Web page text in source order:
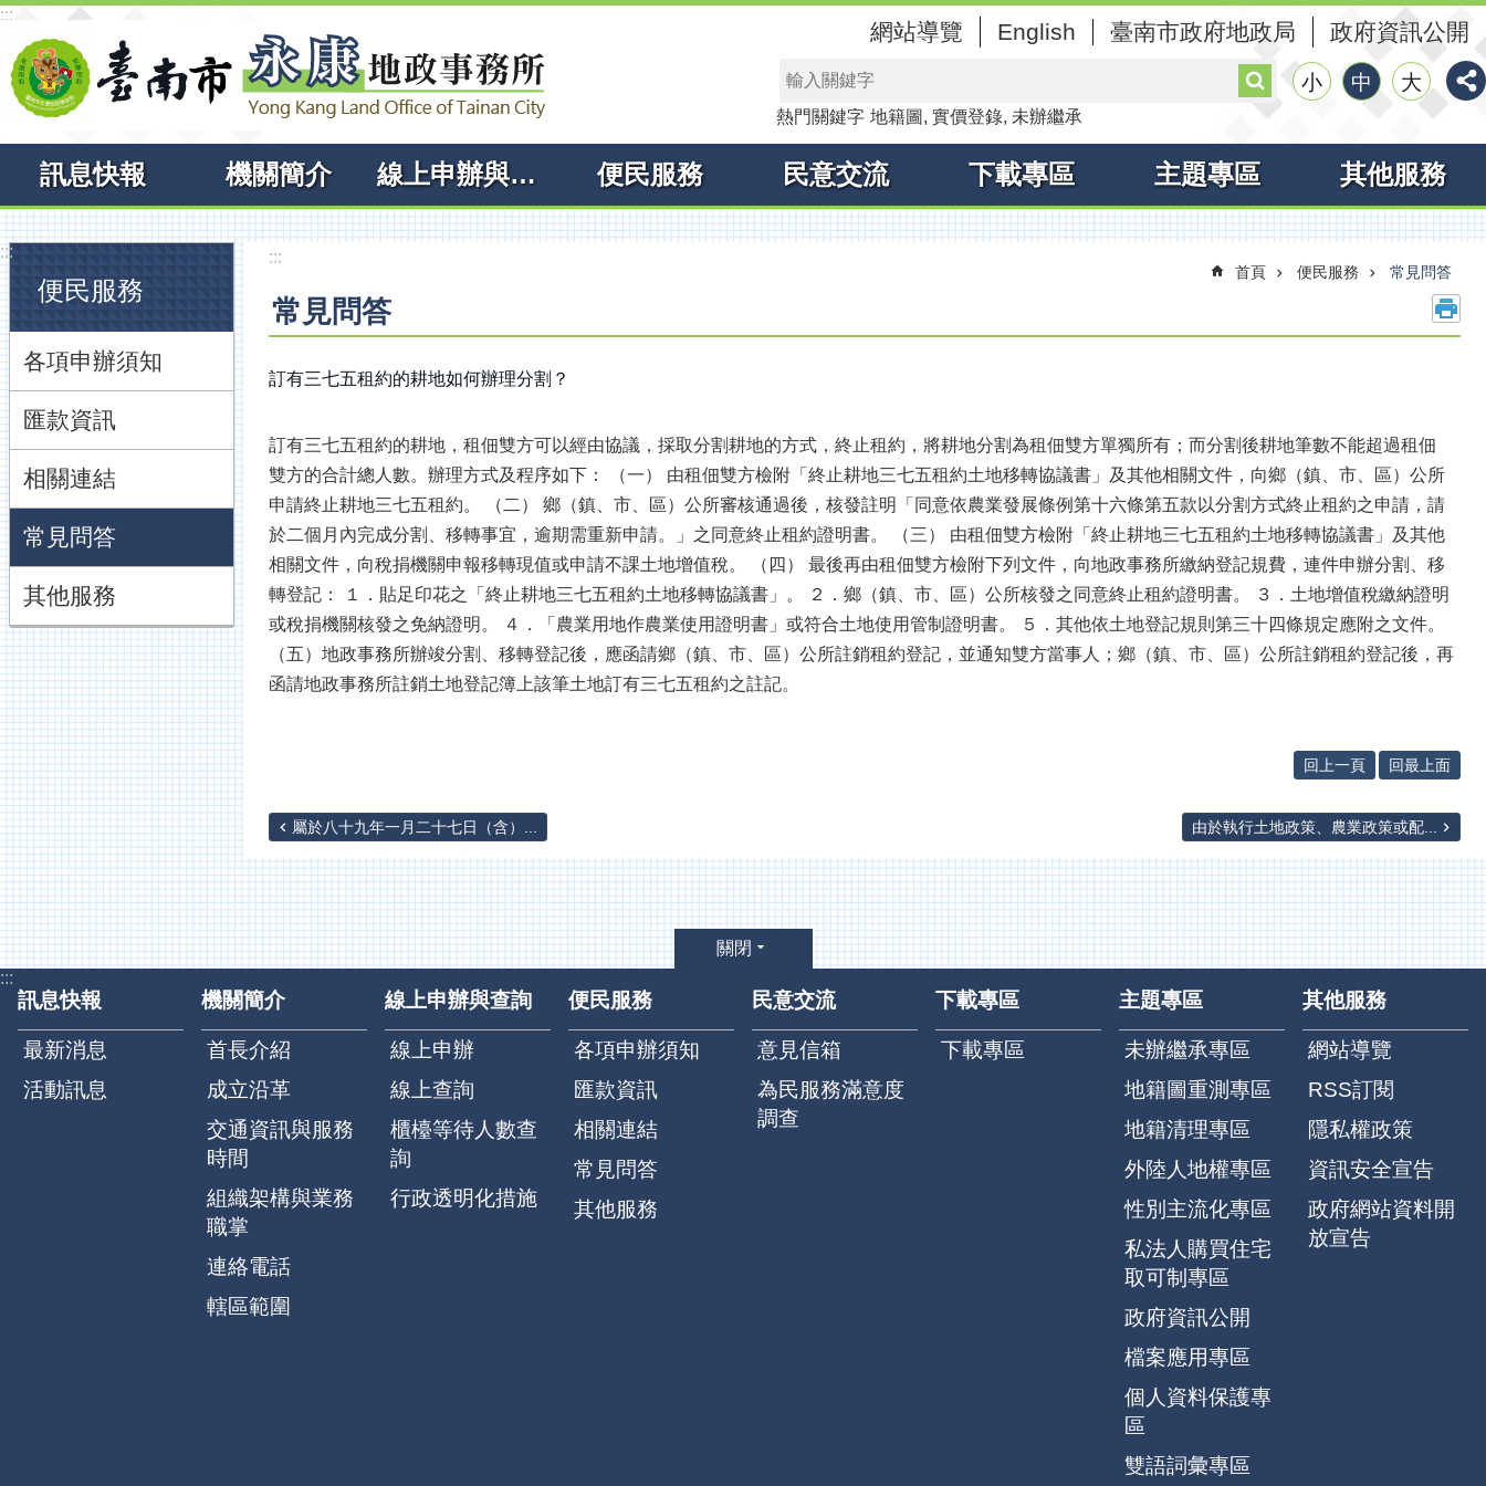
跳到主要內容區塊
:::
網站導覽 English 臺南市政府地政局 政府資訊公開
搜
尋 小 中 大
熱門關鍵字 地籍圖 實價登錄 未辦繼承
訊息快報 機關簡介 線上申辦與查詢 便民服務 民意交流 下載專區 主題專區 其他服務
:::
便民服務
各項申辦須知
匯款資訊
相關連結
常見問答
其他服務
:::
首頁 便民服務 常見問答
常見問答
訂有三七五租約的耕地如何辦理分割？
訂有三七五租約的耕地，租佃雙方可以經由協議，採取分割耕地的方式，終止租約，將耕地分割為租佃雙方單獨所有；而分割後耕地筆數不能超過租佃
雙方的合計總人數。辦理方式及程序如下： （一） 由租佃雙方檢附「終止耕地三七五租約土地移轉協議書」及其他相關文件，向鄉（鎮、市、區）公所
申請終止耕地三七五租約。 （二） 鄉（鎮、市、區）公所審核通過後，核發註明「同意依農業發展條例第十六條第五款以分割方式終止租約之申請，請
於二個月內完成分割、移轉事宜，逾期需重新申請。」之同意終止租約證明書。 （三） 由租佃雙方檢附「終止耕地三七五租約土地移轉協議書」及其他
相關文件，向稅捐機關申報移轉現值或申請不課土地增值稅。 （四） 最後再由租佃雙方檢附下列文件，向地政事務所繳納登記規費，連件申辦分割、移
轉登記： １．貼足印花之「終止耕地三七五租約土地移轉協議書」。 ２．鄉（鎮、市、區）公所核發之同意終止租約證明書。 ３．土地增值稅繳納證明
或稅捐機關核發之免納證明。 ４．「農業用地作農業使用證明書」或符合土地使用管制證明書。 ５．其他依土地登記規則第三十四條規定應附之文件。
（五）地政事務所辦竣分割、移轉登記後，應函請鄉（鎮、市、區）公所註銷租約登記，並通知雙方當事人；鄉（鎮、市、區）公所註銷租約登記後，再
函請地政事務所註銷土地登記簿上該筆土地訂有三七五租約之註記。
回上一頁 回最上面
屬於八十九年一月二十七日（含）... 由於執行土地政策、農業政策或配...
關閉
:::
訊息快報
最新消息
活動訊息
機關簡介
首長介紹
成立沿革
交通資訊與服務
時間
組織架構與業務
職掌
連絡電話
轄區範圍
線上申辦與查詢
線上申辦
線上查詢
櫃檯等待人數查
詢
行政透明化措施
便民服務
各項申辦須知
匯款資訊
相關連結
常見問答
其他服務
民意交流
意見信箱
為民服務滿意度
調查
下載專區
下載專區
主題專區
未辦繼承專區
地籍圖重測專區
地籍清理專區
外陸人地權專區
性別主流化專區
私法人購買住宅
取可制專區
政府資訊公開
檔案應用專區
個人資料保護專
區
雙語詞彙專區
其他服務
網站導覽
RSS訂閱
隱私權政策
資訊安全宣告
政府網站資料開
放宣告